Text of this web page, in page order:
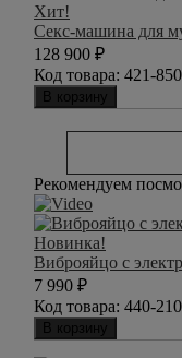
Хит!
Секс-машина для
128 900 ₽
Код товара: 421-850
В корзину
Рекомендуем
Новинка!
Виброяйцо с
7 990 ₽
Код товара: 440-210
В корзину